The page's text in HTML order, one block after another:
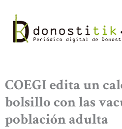
contenido
COEGI edita un
bolsillo con las
población adulta